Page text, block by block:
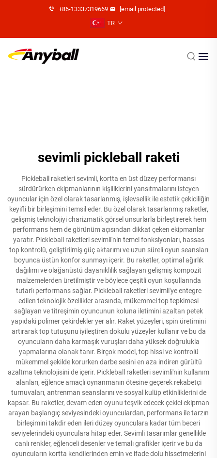
+86-13337319669
[email protected]
TR
sevimli pickleball raketi
Pickleball raketleri sevimli, kortta en üst düzey performansı
sürdürürken ekipmanlarının kişiliklerini yansıtmalarını isteyen
oyuncular için özel olarak tasarlanmış, işlevsellik ile estetik çekiciliğin
keyifli bir birleşimini temsil eder. Bu özel olarak tasarlanmış raketler,
gelişmiş teknolojiyi charizmatik görsel unsurlarla birleştirerek hem
performans hem de görünüm açısından dikkat çeken ekipmanlar
yaratır. Pickleball raketleri sevimli'nin temel fonksiyonları, hassas
top kontrolü, geliştirilmiş güç aktarımı ve uzun süreli oyun seansları
boyunca üstün konfor sunmayı içerir. Bu raketler, optimal ağırlık
dağılımı ve olağanüstü dayanıklılık sağlayan gelişmiş kompozit
malzemelerden üretilmiştir ve böylece çeşitli oyun koşullarında
tutarlı performans sağlar. Pickleball raketleri sevimli'ye entegre
edilen teknolojik özellikler arasında, mükemmel top tepkimesi
sağlayan ve titreşimin oyuncunun koluna iletimini azaltan petek
yapıdaki polimer çekirdekler yer alır. Raket yüzeyleri, spin üretimini
artırarak top tutuşunu iyileştiren dokulu yüzeyler kullanır ve bu da
oyuncuların daha karmaşık vuruşları daha yüksek doğrulukla
yapmalarına olanak tanır. Birçok model, top hissi ve kontrolü
mükemmel şekilde korurken darbe sesini en aza indiren gürültü
azaltma teknolojisini de içerir. Pickleball raketleri sevimli'nin kullanım
alanları, eğlence amaçlı oynanmanın ötesine geçerek rekabetçi
turnuvaları, antrenman seanslarını ve sosyal kulüp etkinliklerini de
kapsar. Bu raketler, devam eden oyunu teşvik edecek çekici ekipman
arayan başlangıç seviyesindeki oyunculardan, performans ile tarzın
birleşimini takdir eden ileri düzey oyunculara kadar tüm beceri
seviyelerindeki oyunculara hitap eder. Sevimli tasarımlar genellikle
canlı renkler, eğlenceli desenler ve temalı grafikler içerir ve bu da
oyuncuların kortta kendilerinden emin ve ifade dolu hissetmelerini